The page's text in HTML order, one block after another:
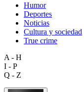
Humor
Deportes
Noticias
Cultura y sociedad
True crime
A - H
I - P
Q - Z